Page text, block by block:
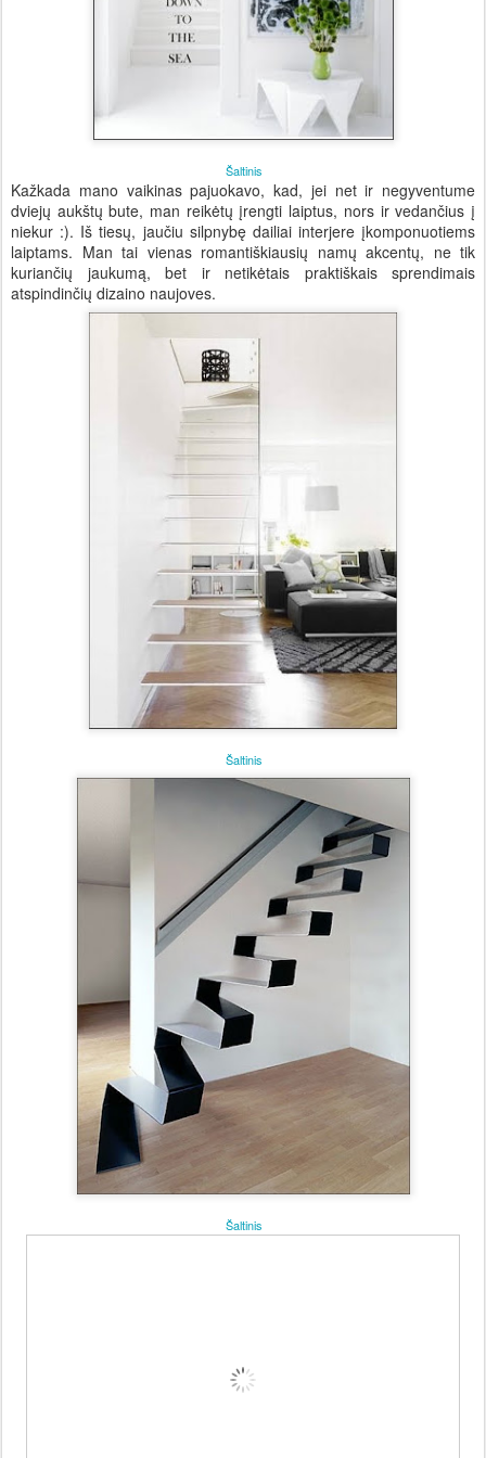
Šaltinis
Kažkada mano vaikinas pajuokavo, kad, jei net ir negyventume
dviejų aukštų bute, man reikėtų įrengti laiptus, nors ir vedančius į
niekur :). Iš tiesų, jaučiu silpnybę dailiai interjere įkomponuotiems
laiptams. Man tai vienas romantiškiausių namų akcentų, ne tik
kuriančių jaukumą, bet ir netikėtais praktiškais sprendimais
atspindinčių dizaino naujoves.
Šaltinis
Šaltinis